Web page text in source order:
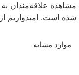
مشاهده علاقه‌مندان
شده است. امیدواریم
موارد مشابه